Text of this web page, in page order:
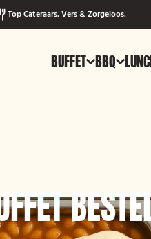
Top Cateraars. Vers & Zorgeloos.
BUFFET BBQ